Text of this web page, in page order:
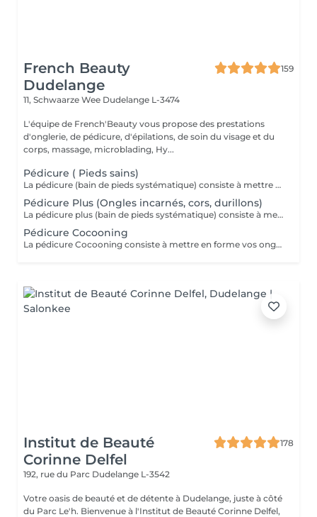
French Beauty
Dudelange
159
11, Schwaarze Wee Dudelange L-3474
L'équipe de French'Beauty vous propose des prestations
d'onglerie, de pédicure, d'épilations, de soin du visage et du
corps, massage, microblading, Hy...
Pédicure ( Pieds sains)
La pédicure (bain de pieds systématique) consiste à mettre en forme vos ongles, retirer les cuticules, ainsi que toutes les callosités uniquement à la rape.
Pédicure Plus (Ongles incarnés, cors, durillons)
La pédicure plus (bain de pieds systématique) consiste à mettre en forme vos ongles, retirer les cuticules, ainsi que toutes les callosités et éventuels problèmes douloureux comme des cors, durillons, ongles incarnés. ( Utilisation du bistouris)
Pédicure Cocooning
La pédicure Cocooning consiste à mettre en forme vos ongles, retirer les cuticules ainsi que les callosités. Un gommage et un masque ainsi qu'un massage viennent compléter ce soin.
Institut de Beauté
Corinne Delfel
178
192, rue du Parc Dudelange L-3542
Votre oasis de beauté et de détente à Dudelange, juste à côté
du Parc Le'h. Bienvenue à l'Institut de Beauté Corinne Delfel,